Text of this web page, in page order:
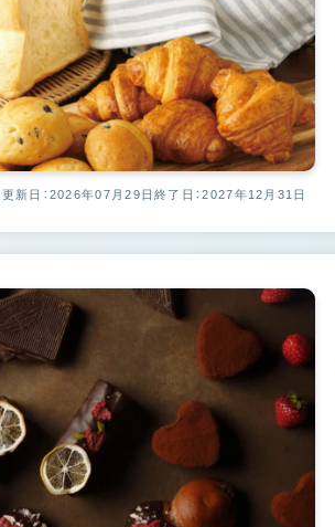
更新日：2026年07月29日終了日：2027年12月31日